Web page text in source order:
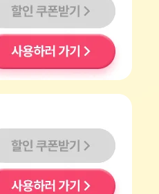
할인쿠폰받기
할인쿠폰받기